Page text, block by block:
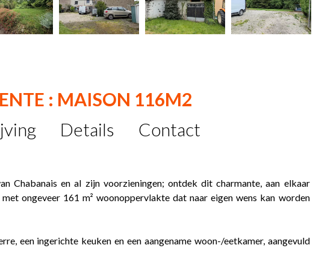
: MAISON 116M2
Details Contact
Chabanais en al zijn voorzieningen; ontdek dit charmante, aan elkaar
ongeveer 161 m² woonoppervlakte dat naar eigen wens kan worden
een ingerichte keuken en een aangename woon-/eetkamer, aangevuld